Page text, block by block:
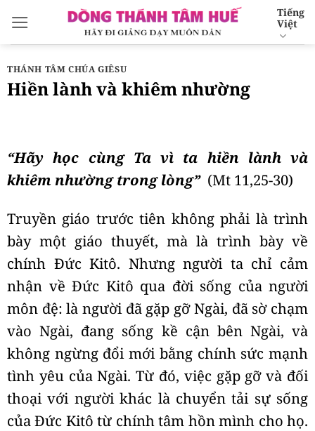
qua
nội
dung
Tiếng
Việt
THÁNH TÂM CHÚA GIÊSU
Hiền lành và khiêm nhường
“Hãy học cùng Ta vì ta hiền lành và
khiêm nhường trong lòng” (Mt 11,25-30)
Truyền giáo trước tiên không phải là trình
bày một giáo thuyết, mà là trình bày về
chính Đức Kitô. Nhưng người ta chỉ cảm
nhận về Đức Kitô qua đời sống của người
môn đệ: là người đã gặp gỡ Ngài, đã sờ chạm
vào Ngài, đang sống kề cận bên Ngài, và
không ngừng đổi mới bằng chính sức mạnh
tình yêu của Ngài. Từ đó, việc gặp gỡ và đối
thoại với người khác là chuyển tải sự sống
của Đức Kitô từ chính tâm hồn mình cho họ.